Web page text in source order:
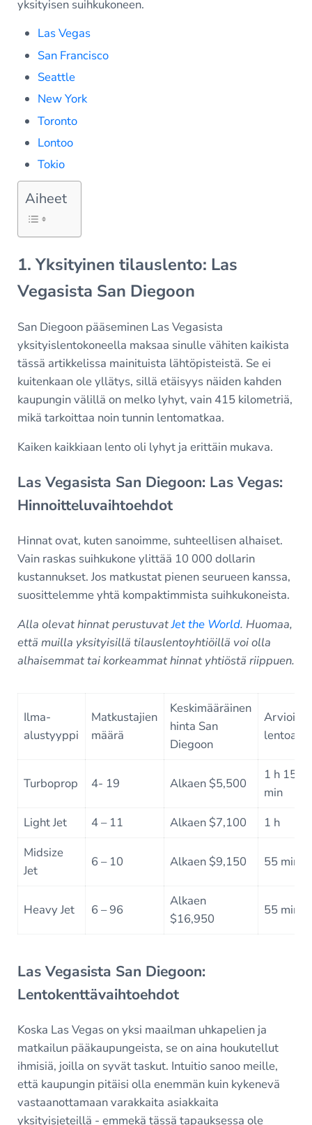
yksityisen suihkukoneen.
Las Vegas
San Francisco
Seattle
New York
Toronto
Lontoo
Tokio
Aiheet
1. Yksityinen tilauslento: Las
Vegasista San Diegoon
San Diegoon pääseminen Las Vegasista
yksityislentokoneella maksaa sinulle vähiten kaikista
tässä artikkelissa mainituista lähtöpisteistä. Se ei
kuitenkaan ole yllätys, sillä etäisyys näiden kahden
kaupungin välillä on melko lyhyt, vain 415 kilometriä,
mikä tarkoittaa noin tunnin lentomatkaa.
Kaiken kaikkiaan lento oli lyhyt ja erittäin mukava.
Las Vegasista San Diegoon: Las Vegas:
Hinnoitteluvaihtoehdot
Hinnat ovat, kuten sanoimme, suhteellisen alhaiset.
Vain raskas suihkukone ylittää 10 000 dollarin
kustannukset. Jos matkustat pienen seurueen kanssa,
suosittelemme yhtä kompaktimmista suihkukoneista.
Alla olevat hinnat perustuvatJet the World. Huomaa,
että muilla yksityisillä tilauslentoyhtiöillä voi olla
alhaisemmat tai korkeammat hinnat yhtiöstä riippuen.
Ilma-
alustyyppi
Matkustajien
määrä
Keskimääräinen
hinta San
Diegoon
Arvioitu
lentoaika
Turboprop 4- 19 Alkaen $5,500
1 h 15
min
Light Jet
4 – 11 Alkaen $7,100
1 h
Midsize
Jet
6 – 10 Alkaen $9,150 55 min
Heavy Jet 6 – 96
Alkaen
$16,950
55 min
Las Vegasista San Diegoon:
Lentokenttävaihtoehdot
Koska Las Vegas on yksi maailman uhkapelien ja
matkailun pääkaupungeista, se on aina houkutellut
ihmisiä, joilla on syvät taskut. Intuitio sanoo meille,
että kaupungin pitäisi olla enemmän kuin kykenevä
vastaanottamaan varakkaita asiakkaita
yksityisjeteillä - emmekä tässä tapauksessa ole